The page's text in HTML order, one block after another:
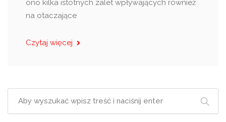
ono kilka istotnych zalet wpływających również
na otaczające
Czytaj więcej